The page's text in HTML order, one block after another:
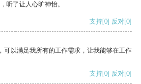
听了让人心旷神怡。
支持[0] 反对[0]
可以满足我所有的工作需求，让我能够在工作
支持[0] 反对[0]